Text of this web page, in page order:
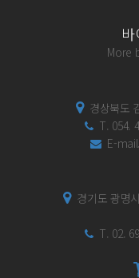
More
경상북도
T. 054.
E-
경기도 광명
T. 02.